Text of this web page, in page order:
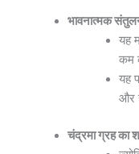
भावनात्मक
यह
कम
यह
और
चंद्रमा ग्रह